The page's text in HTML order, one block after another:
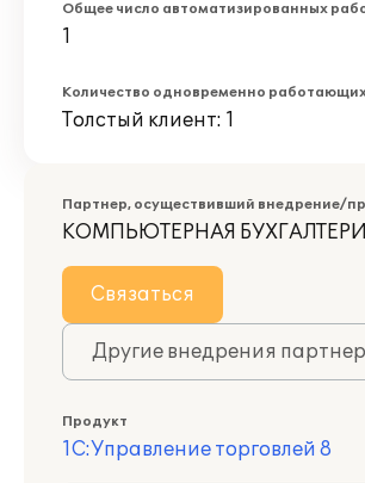
Общее число автоматизированных
1
Количество одновременно
Толстый клиент: 1
Партнер, осуществивший внедрение/
КОМПЬЮТЕРНАЯ
Связаться
Другие внедрения
Продукт
1С:Управление торговлей 8